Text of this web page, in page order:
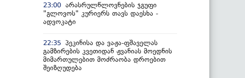
23:00 არასრულწლოვნების ჯგუფი
"გლოვოს" კურიერს თავს დაესხა -
ადვოკატი
22:35 პეკინისა და ვაჟა-ფშაველას
გამზირების კვეთიდან ჟვანიას მოედნის
მიმართულებით მოძრაობა დროებით
შეიზღუდება